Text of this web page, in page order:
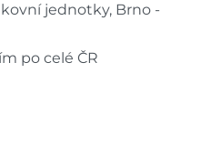
jednotky, Brno -
po celé ČR